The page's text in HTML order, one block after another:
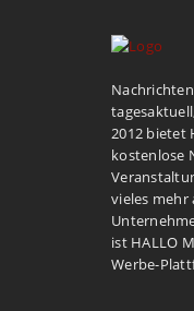
2012 bietet
kostenlose
vieles mehr
ist HALLO
Werbe-